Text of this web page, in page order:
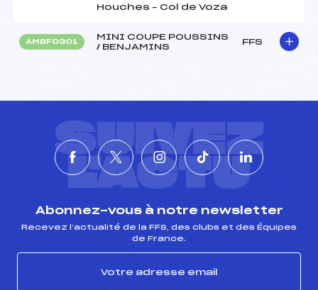
Houches – Col de Voza
AMBF0301
MINI COUPE POUSSINS
/ BENJAMINS
FFS
SUIVEZ
L'ACTU
Abonnez-vous à notre newsletter
Recevez l’actualité de la FFS, des clubs et des Équipes
de France.